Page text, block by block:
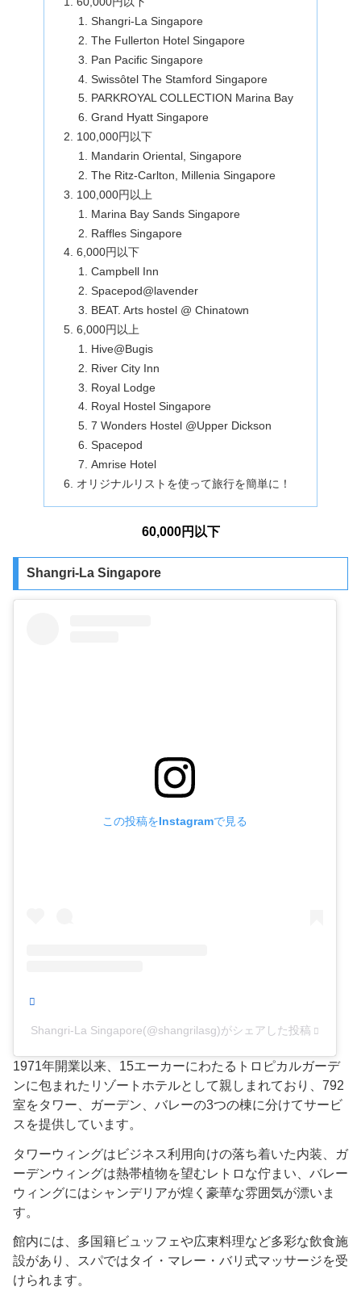
Shangri-La Singapore
The Fullerton Hotel Singapore
Pan Pacific Singapore
Swissôtel The Stamford Singapore
PARKROYAL COLLECTION Marina Bay
Grand Hyatt Singapore
100,000円以下
Mandarin Oriental, Singapore
The Ritz-Carlton, Millenia Singapore
100,000円以上
Marina Bay Sands Singapore
Raffles Singapore
6,000円以下
Campbell Inn
Spacepod@lavender
BEAT. Arts hostel @ Chinatown
6,000円以上
Hive@Bugis
River City Inn
Royal Lodge
Royal Hostel Singapore
7 Wonders Hostel @Upper Dickson
Spacepod
Amrise Hotel
オリジナルリストを使って旅行を簡単に！
60,000円以下
Shangri-La Singapore
この投稿をInstagramで見る
Shangri-La Singapore(@shangrilasg)がシェアした投稿
1971年開業以来、15エーカーにわたるトロピカルガーデ
ンに包まれたリゾートホテルとして親しまれており、792
室をタワー、ガーデン、バレーの3つの棟に分けてサービ
スを提供しています。
タワーウィングはビジネス利用向けの落ち着いた内装、ガ
ーデンウィングは熱帯植物を望むレトロな佇まい、バレー
ウィングにはシャンデリアが煌く豪華な雰囲気が漂いま
す。
館内には、多国籍ビュッフェや広東料理など多彩な飲食施
設があり、スパではタイ・マレー・バリ式マッサージを受
けられます。